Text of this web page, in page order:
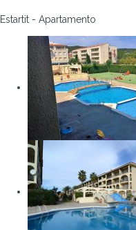
Estartit - Apartamento